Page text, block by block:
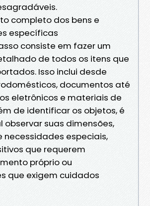
completo dos bens e
específicas
consiste em fazer um
de todos os itens que
Isso inclui desde
documentos até
eletrônicos e materiais de
de identificar os objetos, é
suas dimensões,
especiais,
que requerem
próprio ou
que exigem cuidados